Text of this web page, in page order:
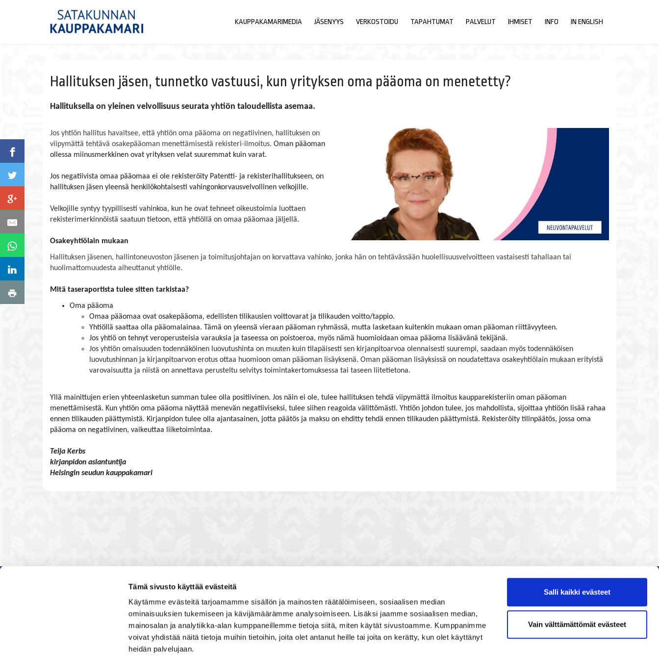
Tämä sivusto käyttää evästeitä
Käytämme evästeitä tarjoamamme sisällön ja mainosten räätälöimiseen, sosiaalisen median
ominaisuuksien tukemiseen ja kävijämäärämme analysoimiseen. Lisäksi jaamme sosiaalisen median,
mainosalan ja analytiikka-alan kumppaneillemme tietoja siitä, miten käytät sivustoamme. Kumppanimme
voivat yhdistää näitä tietoja muihin tietoihin, joita olet antanut heille tai joita on kerätty, kun olet käyttänyt
heidän palvelujaan.
Salli kaikki evästeet
Vain välttämättömät evästeet
KAUPPAKAMARIMEDIA JÄSENYYS VERKOSTOIDU TAPAHTUMAT PALVELUT IHMISET INFO IN ENGLISH
Hallituksen jäsen, tunnetko vastuusi, kun yrityksen oma pääoma on menetetty?
Hallituksella on yleinen velvollisuus seurata yhtiön taloudellista asemaa.
Jos yhtiön hallitus havaitsee, että yhtiön oma pääoma on negatiivinen, hallituksen on
viipymättä tehtävä osakepääoman menettämisestä rekisteri-ilmoitus. Oman pääoman
ollessa miinusmerkkinen ovat yrityksen velat suuremmat kuin varat.
Jos negatiivista omaa pääomaa ei ole rekisteröity Patentti- ja rekisterihallitukseen, on
hallituksen jäsen yleensä henkilökohtaisesti vahingonkorvausvelvollinen velkojille.
Velkojille syntyy tyypillisesti vahinkoa, kun he ovat tehneet oikeustoimia luottaen
rekisterimerkinnöistä saatuun tietoon, että yhtiöllä on omaa pääomaa jäljellä.
Osakeyhtiölain mukaan
Hallituksen jäsenen, hallintoneuvoston jäsenen ja toimitusjohtajan on korvattava vahinko, jonka hän on tehtävässään huolellisuusvelvoitteen vastaisesti tahallaan tai
huolimattomuudesta aiheuttanut yhtiölle.
Mitä taseraportista tulee sitten tarkistaa?
Oma pääoma
Omaa pääomaa ovat osakepääoma, edellisten tilikausien voittovarat ja tilikauden voitto/tappio.
Yhtiöllä saattaa olla pääomalainaa. Tämä on yleensä vieraan pääoman ryhmässä, mutta lasketaan kuitenkin mukaan oman pääoman riittävyyteen.
Jos yhtiö on tehnyt veroperusteisia varauksia ja taseessa on poistoeroa, myös nämä huomioidaan omaa pääoma lisäävänä tekijänä.
Jos yhtiön omaisuuden todennäköinen luovutushinta on muuten kuin tilapäisesti sen kirjanpitoarvoa olennaisesti suurempi, saadaan myös todennäköisen
luovutushinnan ja kirjanpitoarvon erotus ottaa huomioon oman pääoman lisäyksenä. Oman pääoman lisäyksissä on noudatettava osakeyhtiölain mukaan erityistä
varovaisuutta ja niistä on annettava perusteltu selvitys toimintakertomuksessa tai taseen liitetietona.
Yllä mainittujen erien yhteenlasketun summan tulee olla positiivinen. Jos näin ei ole, tulee hallituksen tehdä viipymättä ilmoitus kaupparekisteriin oman pääoman
menettämisestä. Kun yhtiön oma pääoma näyttää menevän negatiiviseksi, tulee siihen reagoida välittömästi. Yhtiön johdon tulee, jos mahdollista, sijoittaa yhtiöön lisää rahaa
ennen tilikauden päättymistä. Kirjanpidon tulee olla ajantasainen, jotta päätös ja maksu on ehditty tehdä ennen tilikauden päättymistä. Rekisteröity tilinpäätös, jossa oma
pääoma on negatiivinen, vaikeuttaa liiketoimintaa.
Teija Kerbs
kirjanpidon asiantuntija
Helsingin seudun kauppakamari
luontevasti kollegoidesi kanssa, solmit kiinnostavia kontakteja
ja vaikutat elinkeinoelämän toimintaedellytyksiin yhdessä
muiden yritysjohtajien kanssa. Olet mukana joukossa, joka
uskoo tulevaisuuteen, ajattelee isosti ja kehittää jatkuvasti
osaamistaan.
Valtakatu 6, 28100 Pori
Avoinna ma - pe 8.30 - 15.30.
Painopisteet